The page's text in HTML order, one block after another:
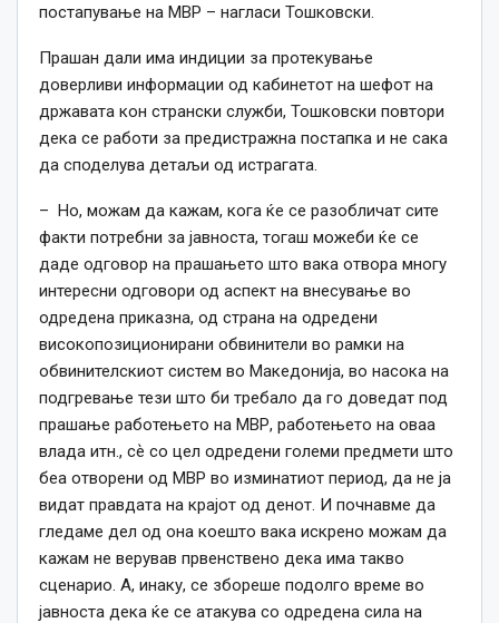
постапување на МВР – нагласи Тошковски.
Прашан дали има индиции за протекување
доверливи информации од кабинетот на шефот на
државата кон странски служби, Тошковски повтори
дека се работи за предистражна постапка и не сака
да споделува детаљи од истрагата.
– Но, можам да кажам, кога ќе се разобличат сите
факти потребни за јавноста, тогаш можеби ќе се
даде одговор на прашањето што вака отвора многу
интересни одговори од аспект на внесување во
одредена приказна, од страна на одредени
високопозиционирани обвинители во рамки на
обвинителскиот систем во Македонија, во насока на
подгревање тези што би требало да го доведат под
прашање работењето на МВР, работењето на оваа
влада итн., сѐ со цел одредени големи предмети што
беа отворени од МВР во изминатиот период, да не ја
видат правдата на крајот од денот. И почнавме да
гледаме дел од она коешто вака искрено можам да
кажам не верував првенствено дека има такво
сценарио. А, инаку, се збореше подолго време во
јавноста дека ќе се атакува со одредена сила на